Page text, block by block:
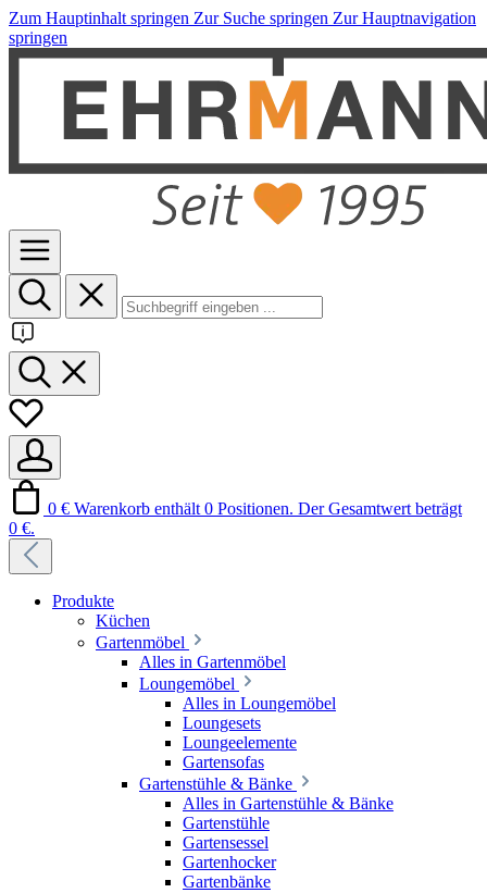
Zum Hauptinhalt springen Zur Suche springen Zur Hauptnavigation
springen
0 € Warenkorb enthält 0 Positionen. Der Gesamtwert beträgt
0 €.
Produkte
Küchen
Gartenmöbel
Alles in Gartenmöbel
Loungemöbel
Alles in Loungemöbel
Loungesets
Loungeelemente
Gartensofas
Gartenstühle & Bänke
Alles in Gartenstühle & Bänke
Gartenstühle
Gartensessel
Gartenhocker
Gartenbänke